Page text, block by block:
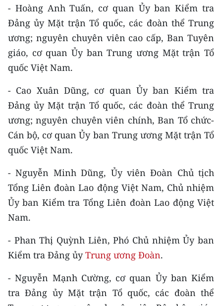
Media Môi trường
Ảnh
Infographic
TIN MỚI
TIN ĐỊA PHƯƠNG
Trung du và miền núi phía Bắc
Bắc Trung Bộ
Duyên hải Nam Trung Bộ và Tây
Nguyên
Đông Nam Bộ
Đồng bằng sông Cửu Long
Chuyên trang Hà Nội
- Hoàng Anh Tuấn, cơ quan Ủy ban Kiểm tra
Đảng ủy Mặt trận Tổ quốc, các đoàn thể Trung
ương; nguyên chuyên viên cao cấp, Ban Tuyên
giáo, cơ quan Ủy ban Trung ương Mặt trận Tổ
quốc Việt Nam.
- Cao Xuân Dũng, cơ quan Ủy ban Kiểm tra
Đảng ủy Mặt trận Tổ quốc, các đoàn thể Trung
ương; nguyên chuyên viên chính, Ban Tổ chức-
Cán bộ, cơ quan Ủy ban Trung ương Mặt trận Tổ
quốc Việt Nam.
- Nguyễn Minh Dũng, Ủy viên Đoàn Chủ tịch
Tổng Liên đoàn Lao động Việt Nam, Chủ nhiệm
Ủy ban Kiểm tra Tổng Liên đoàn Lao động Việt
Nam.
- Phan Thị Quỳnh Liên, Phó Chủ nhiệm Ủy ban
Kiểm tra Đảng ủyTrung ương Đoàn.
- Nguyễn Mạnh Cường, cơ quan Ủy ban Kiểm
tra Đảng ủy Mặt trận Tổ quốc, các đoàn thể